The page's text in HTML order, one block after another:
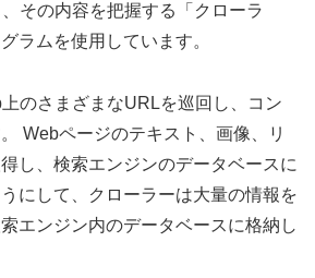
その内容を把握する「クローラ
ラムを使用しています。
のさまざまなURLを巡回し、コン
Webページのテキスト、画像、リ
し、検索エンジンのデータベースに
にして、クローラーは大量の情報を
エンジン内のデータベースに格納し